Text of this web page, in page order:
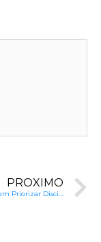
PRÓXIMO
Escolas Devem Priorizar Disciplinas Essenciais no Pós-Pandemia